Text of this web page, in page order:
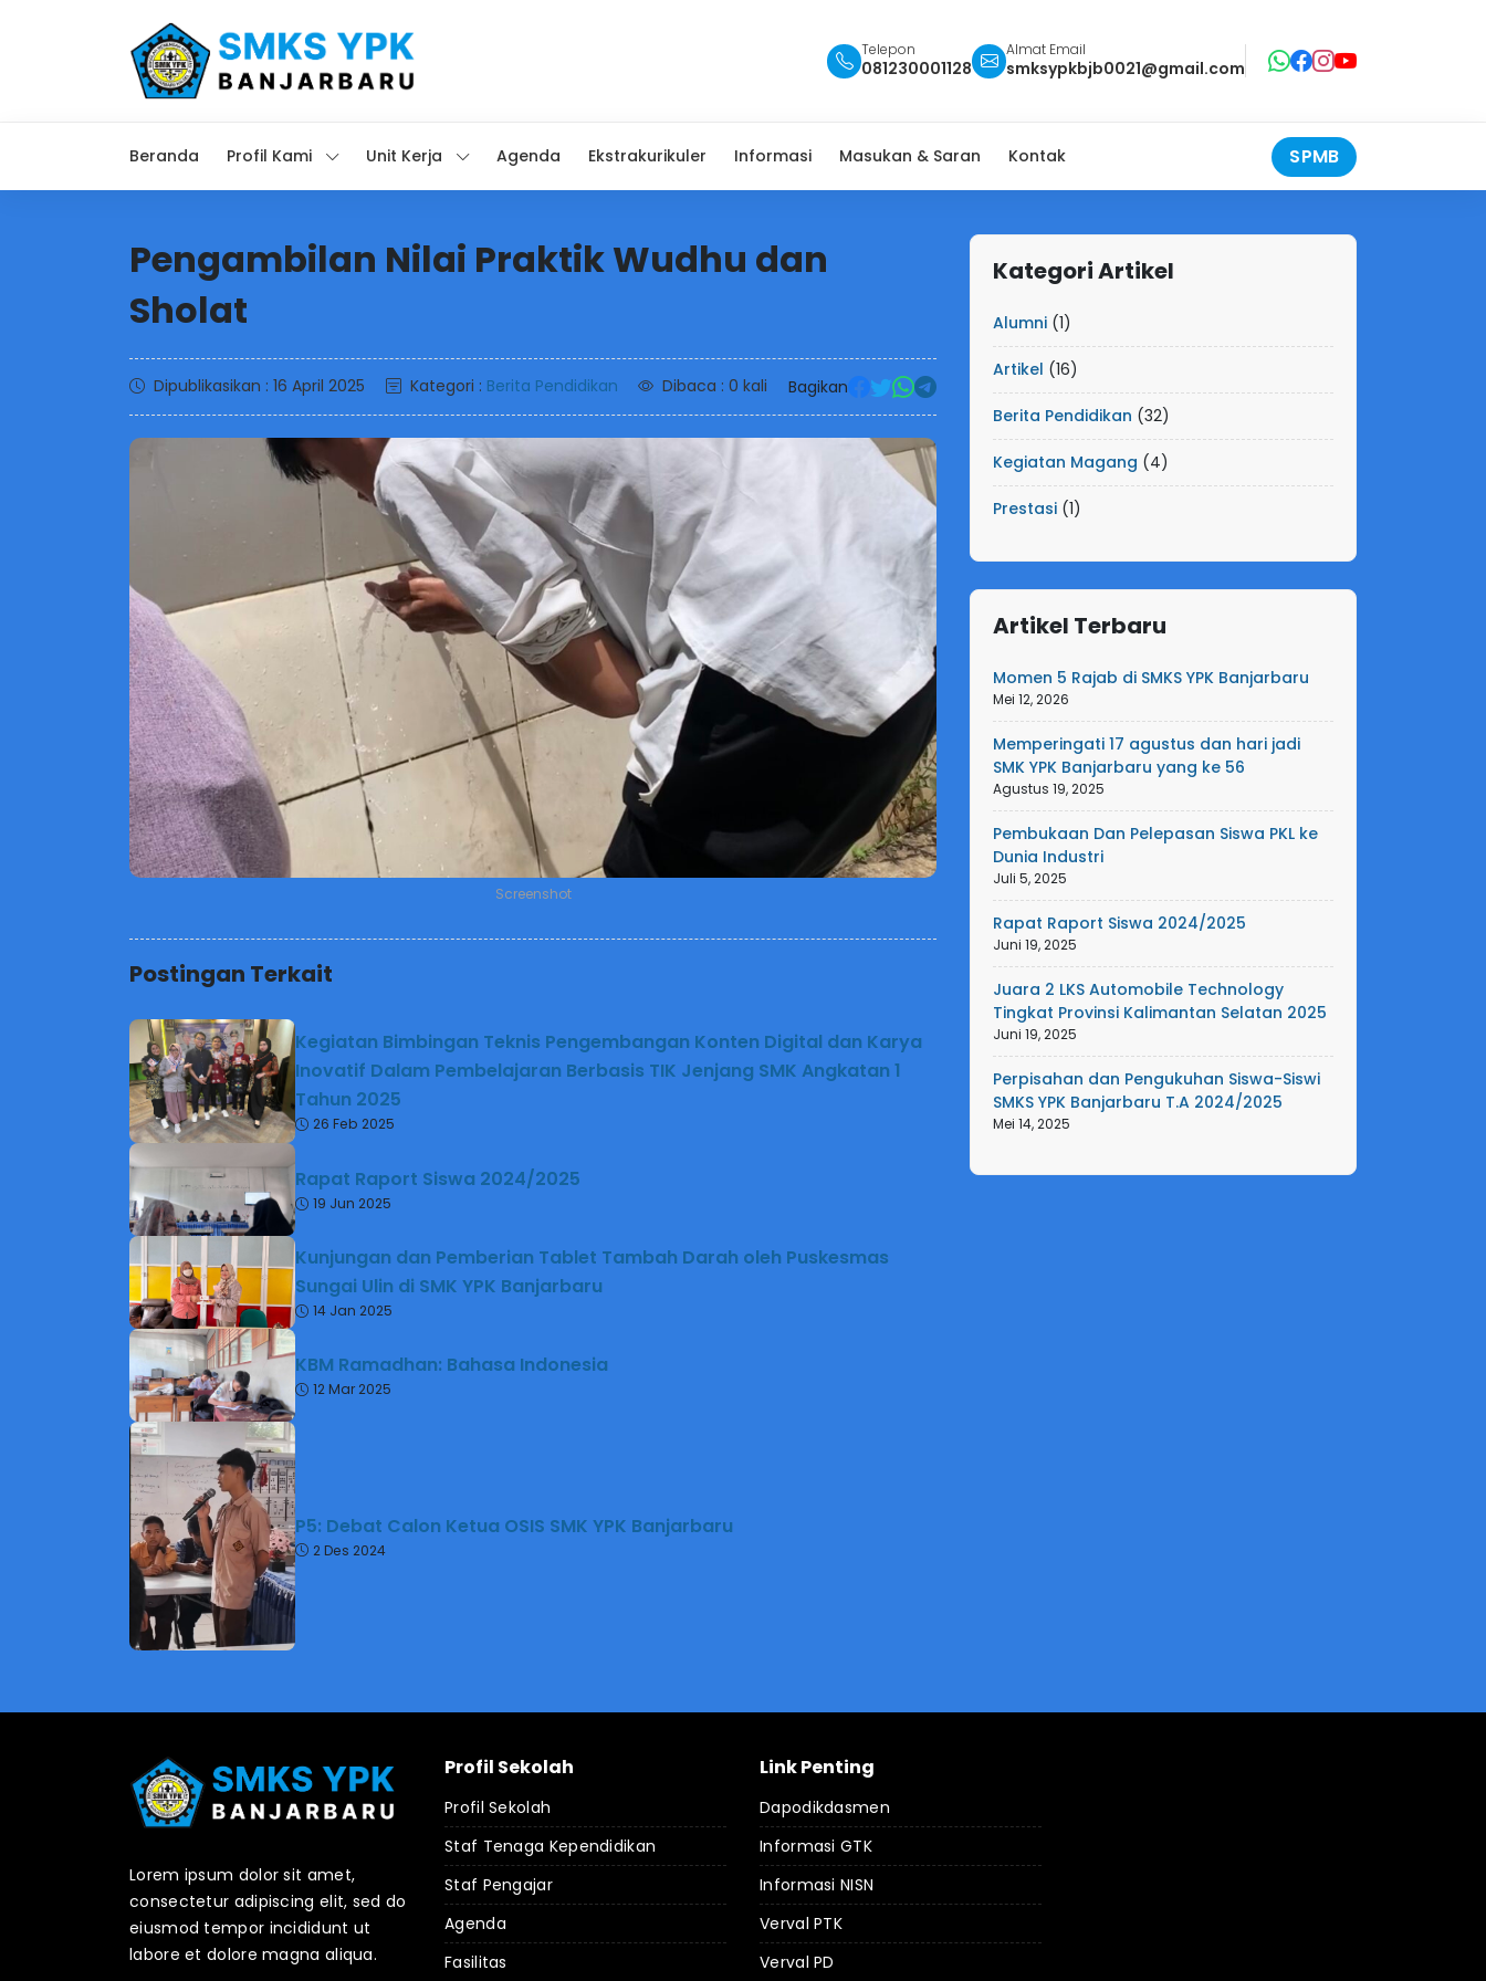
Telepon
081230001128
Almat Email
smksypkbjb0021@gmail.com
Beranda Profil Kami Unit Kerja Agenda Ekstrakurikuler Informasi Masukan & Saran Kontak SPMB
Pengambilan Nilai Praktik Wudhu dan
Sholat
Dipublikasikan : 16 April 2025 Kategori : Berita Pendidikan Dibaca : 0 kali Bagikan
Screenshot
Postingan Terkait
Kegiatan Bimbingan Teknis Pengembangan Konten Digital dan Karya
Inovatif Dalam Pembelajaran Berbasis TIK Jenjang SMK Angkatan 1
Tahun 2025
26 Feb 2025
Rapat Raport Siswa 2024/2025
19 Jun 2025
Kunjungan dan Pemberian Tablet Tambah Darah oleh Puskesmas
Sungai Ulin di SMK YPK Banjarbaru
14 Jan 2025
KBM Ramadhan: Bahasa Indonesia
12 Mar 2025
P5: Debat Calon Ketua OSIS SMK YPK Banjarbaru
2 Des 2024
Kategori Artikel
Alumni (1)
Artikel (16)
Berita Pendidikan (32)
Kegiatan Magang (4)
Prestasi (1)
Artikel Terbaru
Momen 5 Rajab di SMKS YPK Banjarbaru
Mei 12, 2026
Memperingati 17 agustus dan hari jadi
SMK YPK Banjarbaru yang ke 56
Agustus 19, 2025
Pembukaan Dan Pelepasan Siswa PKL ke
Dunia Industri
Juli 5, 2025
Rapat Raport Siswa 2024/2025
Juni 19, 2025
Juara 2 LKS Automobile Technology
Tingkat Provinsi Kalimantan Selatan 2025
Juni 19, 2025
Perpisahan dan Pengukuhan Siswa-Siswi
SMKS YPK Banjarbaru T.A 2024/2025
Mei 14, 2025
Lorem ipsum dolor sit amet,
consectetur adipiscing elit, sed do
eiusmod tempor incididunt ut
labore et dolore magna aliqua.
Profil Sekolah
Profil Sekolah
Staf Tenaga Kependidikan
Staf Pengajar
Agenda
Fasilitas
Link Penting
Dapodikdasmen
Informasi GTK
Informasi NISN
Verval PTK
Verval PD